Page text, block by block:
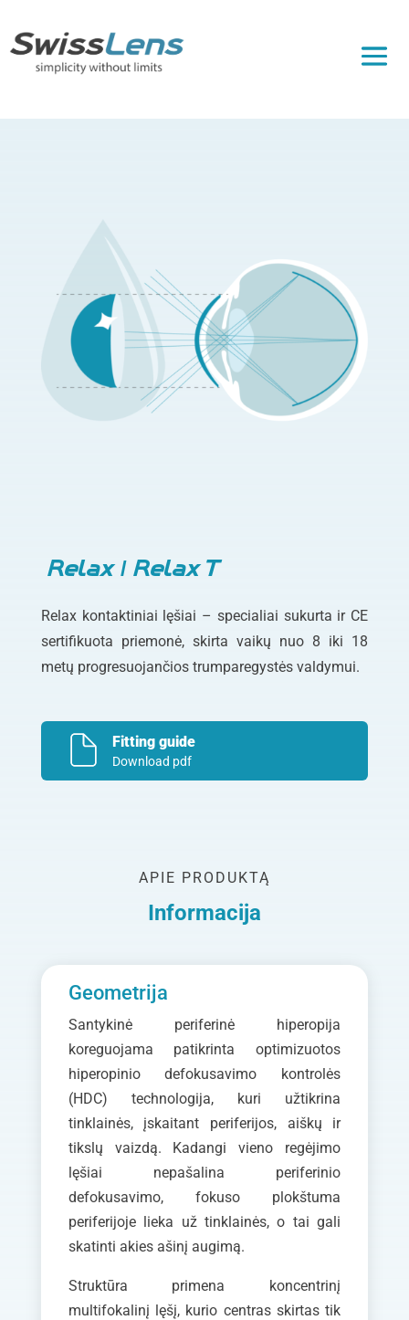
Relax / Relax T
Relax kontaktiniai lęšiai – specialiai sukurta ir CE
sertifikuota priemonė, skirta vaikų nuo 8 iki 18
metų progresuojančios trumparegystės valdymui.
Fitting guide
Download pdf
APIE PRODUKTĄ
Informacija
Geometrija
Santykinė periferinė hiperopija
koreguojama patikrinta optimizuotos
hiperopinio defokusavimo kontrolės
(HDC) technologija,kuri užtikrina
tinklainės, įskaitant periferijos, aiškų ir
tikslų vaizdą. Kadangi vieno regėjimo
lęšiai nepašalina periferinio
defokusavimo, fokuso plokštuma
periferijoje lieka už tinklainės, o tai gali
skatinti akies ašinį augimą.
Struktūra primena koncentrinį
multifokalinį lęšį, kurio centras skirtas tik